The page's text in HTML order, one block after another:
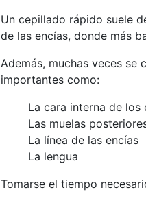
Un cepillado rápido suele
de las encías, donde más
Además, muchas veces se
importantes como:
La cara interna de los
Las muelas
La línea de las encías
La lengua
Tomarse el tiempo